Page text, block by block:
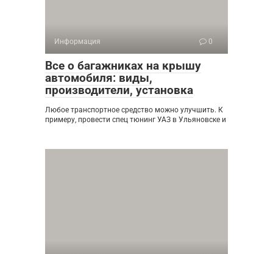
Информация 0
Все о багажниках на крышу
автомобиля: виды,
производители, установка
Любое транспортное средство можно улучшить. К
примеру, провести спец тюнинг УАЗ в Ульяновске и